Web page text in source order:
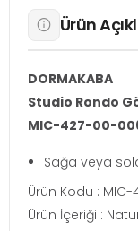
Ürün
DORMAKABA
Studio Rondo
MIC-427-00-
Sağa veya
Ürün Kodu :
Ürün İçeriği :